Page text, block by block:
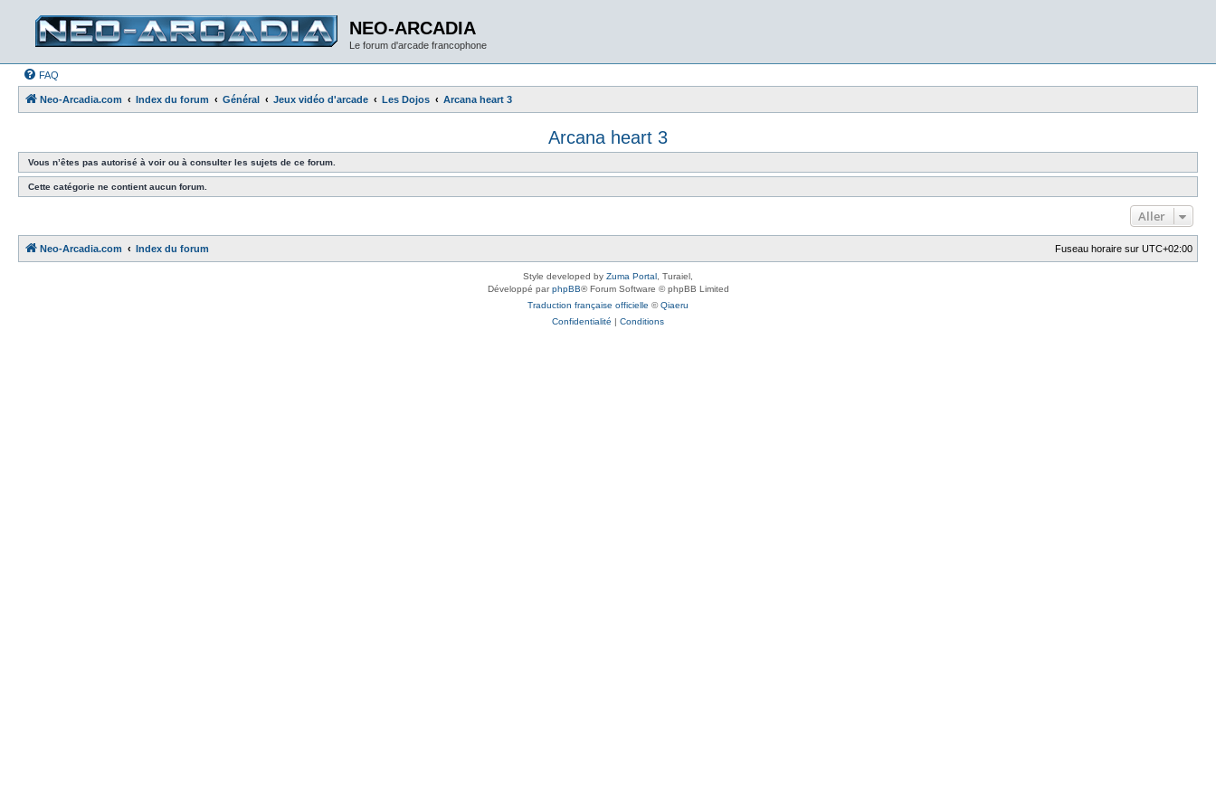
NEO-ARCADIA
Le forum d'arcade francophone
FAQ
Neo-Arcadia.com Index du forum Général Jeux vidéo d'arcade Les Dojos Arcana heart 3
Arcana heart 3
Vous n’êtes pas autorisé à voir ou à consulter les sujets de ce forum.
Cette catégorie ne contient aucun forum.
Aller
Neo-Arcadia.com Index du forum Fuseau horaire sur UTC+02:00
Style developed by Zuma Portal , Turaiel,
Développé parphpBB® Forum Software © phpBB Limited
Traduction française officielle ©Qiaeru
Confidentialité | Conditions